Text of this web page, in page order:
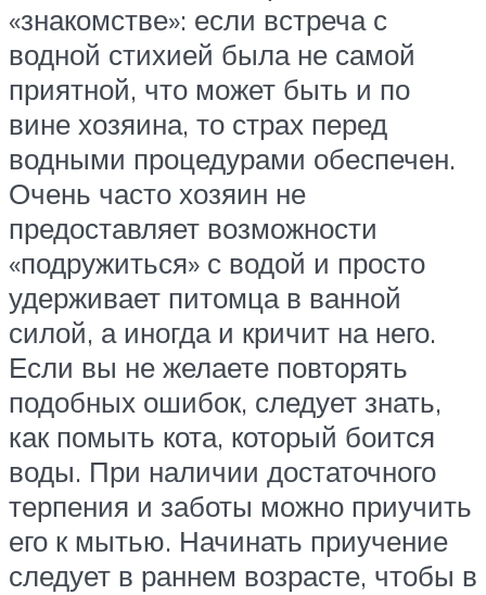
«знакомстве»: если встреча с
водной стихией была не самой
приятной, что может быть и по
вине хозяина, то страх перед
водными процедурами обеспечен.
Очень часто хозяин не
предоставляет возможности
«подружиться» с водой и просто
удерживает питомца в ванной
силой, а иногда и кричит на него.
Если вы не желаете повторять
подобных ошибок, следует знать,
как помыть кота, который боится
воды. При наличии достаточного
терпения и заботы можно приучить
его к мытью. Начинать приучение
следует в раннем возрасте, чтобы в